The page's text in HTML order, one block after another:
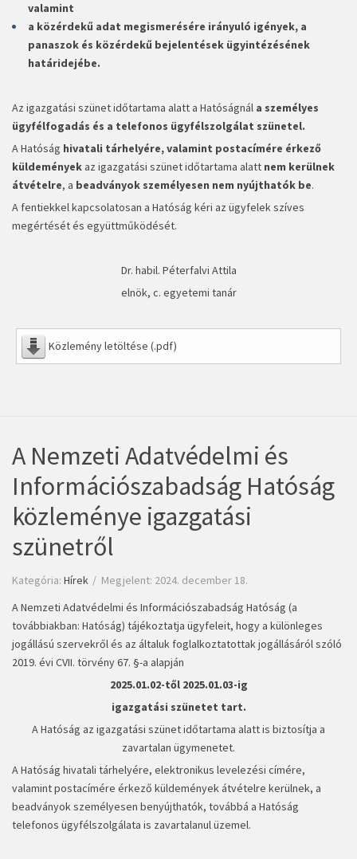
valamint
a közérdekű adat megismerésére irányuló igények, a
panaszok és közérdekű bejelentések ügyintézésének
határidejébe.
Az igazgatási szünet időtartama alatt a Hatóságnál a személyes
ügyfélfogadás és a telefonos ügyfélszolgálat szünetel.
A Hatóság hivatali tárhelyére, valamint postacímére érkező
küldemények az igazgatási szünet időtartama alatt nem kerülnek
átvételre, a beadványok személyesen nem nyújthatók be.
A fentiekkel kapcsolatosan a Hatóság kéri az ügyfelek szíves
megértését és együttműködését.
Dr. habil. Péterfalvi Attila
elnök, c. egyetemi tanár
Közlemény letöltése (.pdf)
A Nemzeti Adatvédelmi és
Információszabadság Hatóság
közleménye igazgatási
szünetről
Kategória: Hírek
Megjelent: 2024. december 18.
A Nemzeti Adatvédelmi és Információszabadság Hatóság (a
továbbiakban: Hatóság) tájékoztatja ügyfeleit, hogy a különleges
jogállású szervekről és az általuk foglalkoztatottak jogállásáról szóló
2019. évi CVII. törvény 67. §-a alapján
2025.01.02-től 2025.01.03-ig
igazgatási szünetet tart.
A Hatóság az igazgatási szünet időtartama alatt is biztosítja a
zavartalan ügymenetet.
A Hatóság hivatali tárhelyére, elektronikus levelezési címére,
valamint postacímére érkező küldemények átvételre kerülnek, a
beadványok személyesen benyújthatók, továbbá a Hatóság
telefonos ügyfélszolgálata is zavartalanul üzemel.